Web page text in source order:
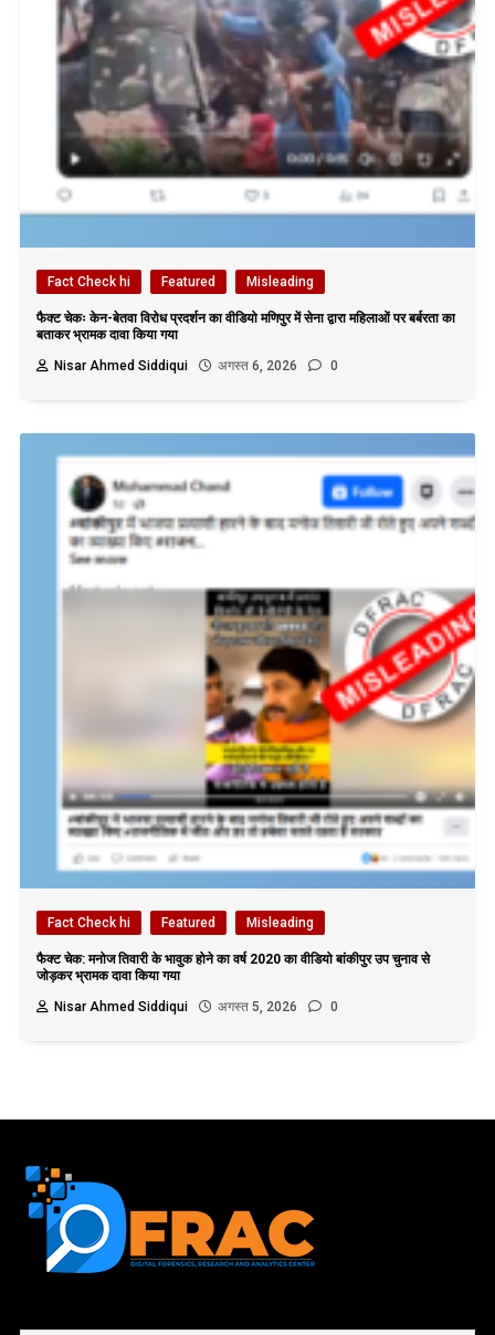
Fact Check hi Featured Misleading
फैक्ट चेकः केन-बेतवा विरोध प्रदर्शन का वीडियो मणिपुर में सेना द्वारा महिलाओं पर बर्बरता का
बताकर भ्रामक दावा किया गया
Nisar Ahmed Siddiqui
अगस्त 6, 2026 0
Fact Check hi Featured Misleading
फैक्ट चेक: मनोज तिवारी के भावुक होने का वर्ष 2020 का वीडियो बांकीपुर उप चुनाव से
जोड़कर भ्रामक दावा किया गया
Nisar Ahmed Siddiqui
अगस्त 5, 2026 0